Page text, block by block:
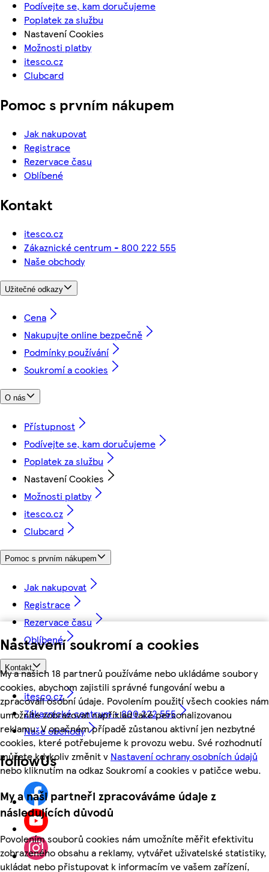
Nastavení soukromí a cookies
My a našich 18 partnerů používáme nebo ukládáme soubory
cookies, abychom zajistili správné fungování webu a
zpracovali osobní údaje. Povolením použití všech cookies nám
umožníte zobrazovat například také personalizovanou
reklamu. V opačném případě zůstanou aktivní jen nezbytné
cookies, které potřebujeme k provozu webu. Své rozhodnutí
můžete kdykoliv změnit v Nastavení ochrany osobních údajů
nebo kliknutím na odkaz Soukromí a cookies v patičce webu.
My a naši partneři zpracováváme údaje z
následujících důvodů
Povolením souborů cookies nám umožníte měřit efektivitu
zobrazeného obsahu a reklamy, vytvářet uživatelské statistiky,
ukládat nebo přistupovat k informacím ve vašem zařízení,
Podívejte se, kam doručujeme
Poplatek za službu
Nastavení Cookies
Možnosti platby
itesco.cz
Clubcard
Pomoc s prvním nákupem
Jak nakupovat
Registrace
Rezervace času
Oblíbené
Kontakt
itesco.cz
Zákaznické centrum - 800 222 555
Naše obchody
Užitečné odkazy
Cena
Nakupujte online bezpečně
Podmínky používání
Soukromí a cookies
O nás
Přístupnost
Podívejte se, kam doručujeme
Poplatek za službu
Nastavení Cookies
Možnosti platby
itesco.cz
Clubcard
Pomoc s prvním nákupem
Jak nakupovat
Registrace
Rezervace času
Oblíbené
Kontakt
itesco.cz
Zákaznické centrum - 800 222 555
Naše obchody
followUs